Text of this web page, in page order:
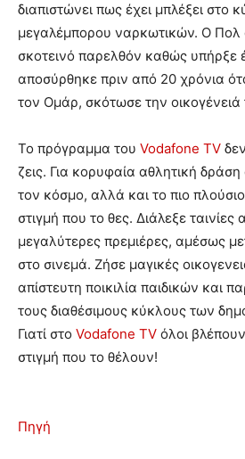
διαπιστώνει πως έχει μπλέξει στο
μεγαλέμπορου ναρκωτικών. Ο Πολ
σκοτεινό παρελθόν καθώς υπήρξε
αποσύρθηκε πριν από 20 χρόνια
τον Ομάρ, σκότωσε την
Το πρόγραμμα του Vodafone TV
ζεις. Για κορυφαία αθλητική
τον κόσμο, αλλά και το πιο
στιγμή που το θες. Διάλεξε
μεγαλύτερες πρεμιέρες, αμέσως
στο σινεμά. Ζήσε μαγικές
απίστευτη ποικιλία παιδικών και
τους διαθέσιμους κύκλους των
Γιατί στο Vodafone TV όλοι
στιγμή που το θέλουν!
Πηγή